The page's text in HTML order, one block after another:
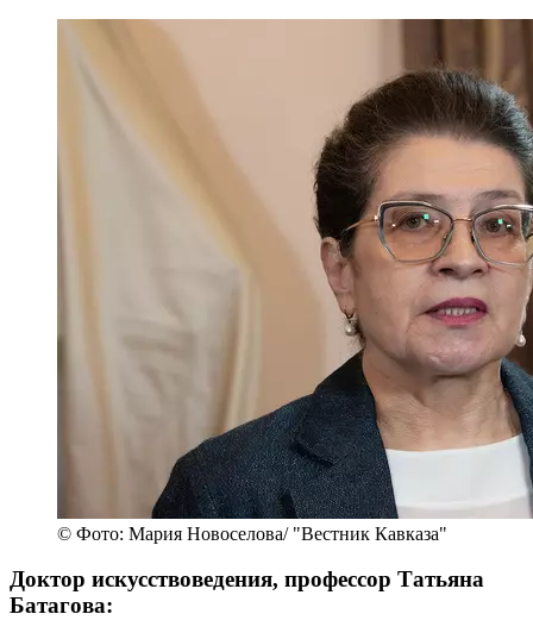
© Фото: Мария Новоселова/ "Вестник Кавказа"
Доктор искусствоведения, профессор Татьяна
Батагова: